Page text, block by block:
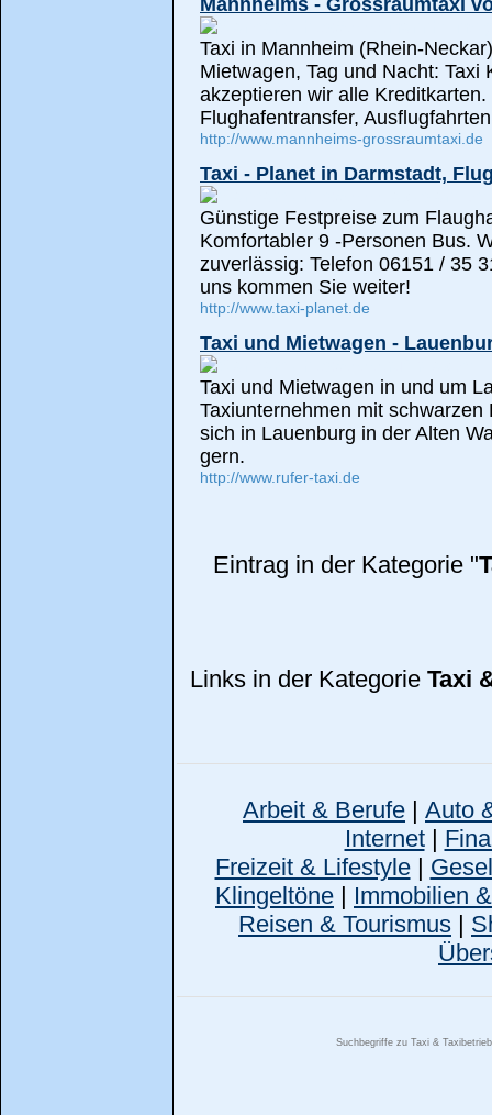
Mannheims - Grossraumtaxi
Taxi in Mannheim (Rhein-
Mietwagen, Tag und Nacht:
akzeptieren wir alle
Flughafentransfer,
http://www.mannheims-grossraumtaxi.de
Taxi - Planet in Darmstadt,
Günstige Festpreise zum
Komfortabler 9 -Personen Bus.
zuverlässig: Telefon 06151 / 35
uns kommen Sie weiter!
http://www.taxi-planet.de
Taxi und Mietwagen -
Taxi und Mietwagen in und um
Taxiunternehmen mit
sich in Lauenburg in der Alten
gern.
http://www.rufer-taxi.de
Eintrag in der Kategorie "
Links in der Kategorie Taxi
Arbeit & Berufe | Auto
Internet|
Freizeit & Lifestyle|
Klingeltöne | Immobilien
Reisen & Tourismus |
Suchbegriffe zu Taxi &